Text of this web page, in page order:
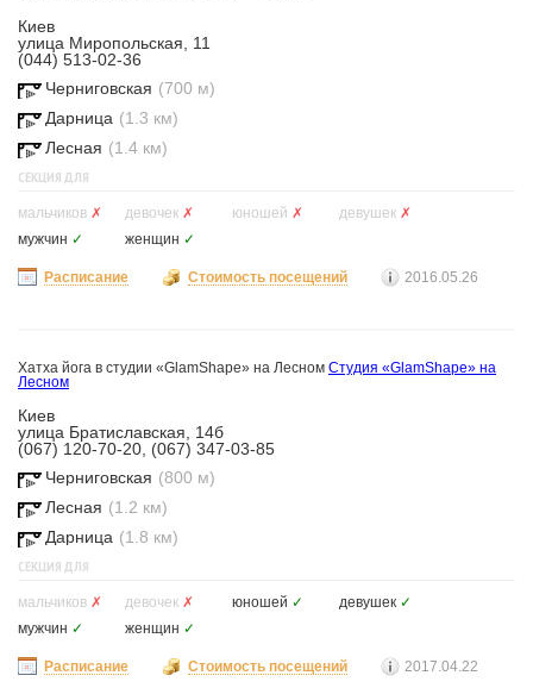
Киев
улица Миропольская, 11
(044) 513-02-36
Черниговская (700 м)
Дарница (1.3 км)
Лесная (1.4 км)
СЕКЦИЯ ДЛЯ
мальчиков ✗ девочек ✗ юношей ✗ девушек ✗
мужчин ✓ женщин ✓
Расписание Стоимость посещений 2016.05.26
Хатха йога в студии «GlamShape» на Лесном Студия «GlamShape» на
Лесном
Киев
улица Братиславская, 14б
(067) 120-70-20, (067) 347-03-85
Черниговская (800 м)
Лесная (1.2 км)
Дарница (1.8 км)
СЕКЦИЯ ДЛЯ
мальчиков ✗ девочек ✗ юношей ✓ девушек ✓
мужчин ✓ женщин ✓
Расписание Стоимость посещений 2017.04.22